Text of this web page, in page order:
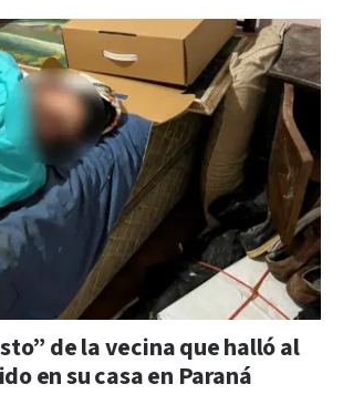
de la vecina que halló al
en su casa en Paraná